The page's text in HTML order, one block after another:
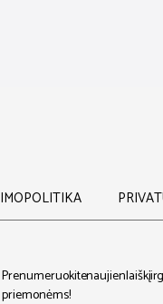
POLITIKA
Prenumeruokite naujienlaiškį ir
priemonėms!